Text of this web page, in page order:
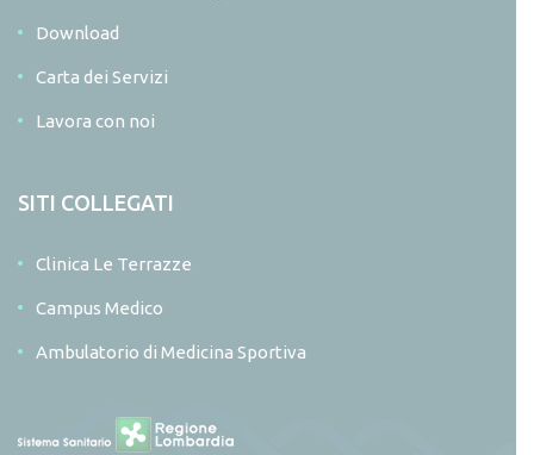
Download
Carta dei Servizi
Lavora con noi
SITI COLLEGATI
Clinica Le Terrazze
Campus Medico
Ambulatorio di Medicina Sportiva